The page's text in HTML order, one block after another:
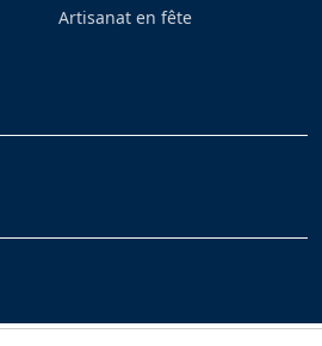
Artisanat en fête